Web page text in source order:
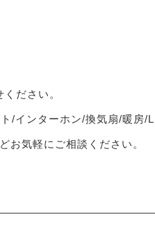
ださい。
/インターホン/換気扇/暖房/
お気軽にご相談ください。